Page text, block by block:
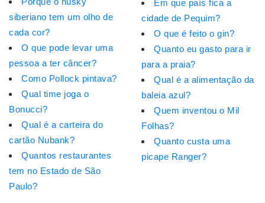
siberiano tem um olho de
cada cor?
O que pode levar uma
pessoa a ter câncer?
Como Pollock pintava?
Qual time joga o
Bonucci?
Qual é a carteira do
cartão Nubank?
Quantos restaurantes
tem no Estado de São
Paulo?
Em que país fica a
cidade de Pequim?
O que é feito o gin?
Quanto eu gasto para ir
para a praia?
Qual é a alimentação da
baleia azul?
Quem inventou o Mil
Folhas?
Quanto custa uma
picape Ranger?